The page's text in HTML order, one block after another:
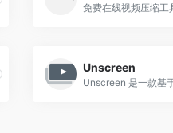
免费在线视频压缩工
Unscreen